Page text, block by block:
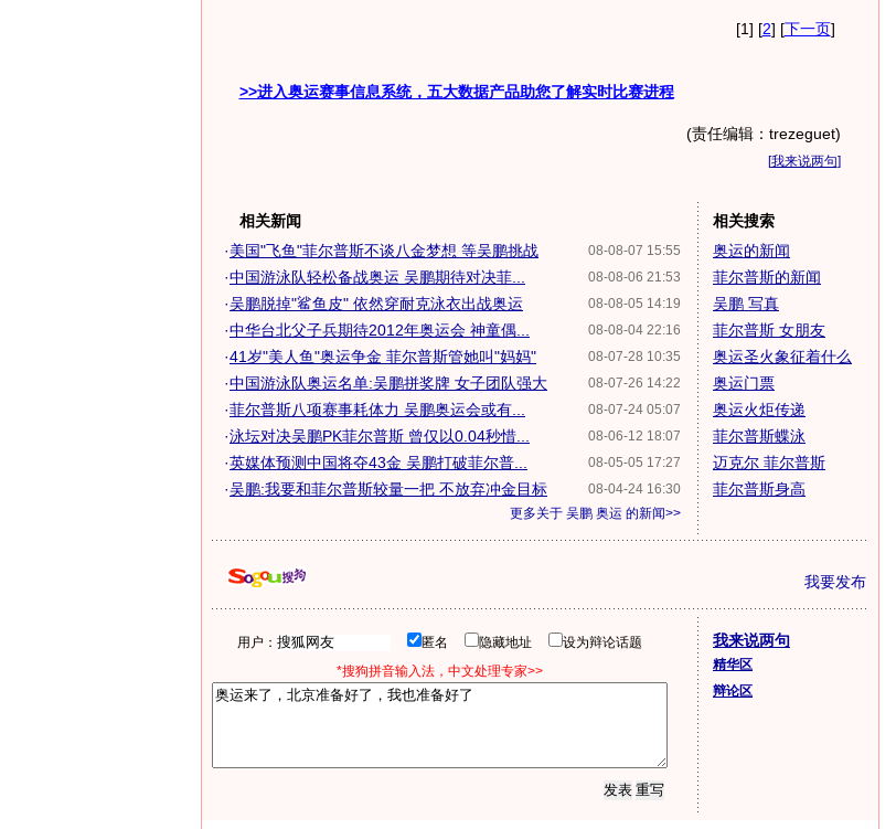
[1] [2] [下一页]
>>进入奥运赛事信息系统，五大数据产品助您了解实时比赛进程
(责任编辑：trezeguet)
[我来说两句]
相关新闻
08-08-07 15:55
·美国"飞鱼"菲尔普斯不谈八金梦想 等吴鹏挑战
08-08-06 21:53
·中国游泳队轻松备战奥运 吴鹏期待对决菲...
08-08-05 14:19
·吴鹏脱掉"鲨鱼皮" 依然穿耐克泳衣出战奥运
08-08-04 22:16
·中华台北父子兵期待2012年奥运会 神童偶...
08-07-28 10:35
·41岁"美人鱼"奥运争金 菲尔普斯管她叫"妈妈"
08-07-26 14:22
·中国游泳队奥运名单:吴鹏拼奖牌 女子团队强大
08-07-24 05:07
·菲尔普斯八项赛事耗体力 吴鹏奥运会或有...
08-06-12 18:07
·泳坛对决吴鹏PK菲尔普斯 曾仅以0.04秒惜...
08-05-05 17:27
·英媒体预测中国将夺43金 吴鹏打破菲尔普...
08-04-24 16:30
·吴鹏:我要和菲尔普斯较量一把 不放弃冲金目标
更多关于 吴鹏 奥运 的新闻>>
相关搜索
奥运的新闻
菲尔普斯的新闻
吴鹏 写真
菲尔普斯 女朋友
奥运圣火象征着什么
奥运门票
奥运火炬传递
菲尔普斯蝶泳
迈克尔 菲尔普斯
菲尔普斯身高
我要发布
用户： 匿名 隐藏地址
设为辩论话题
*搜狗拼音输入法，中文处理专家>>
我来说两句
精华区
辩论区